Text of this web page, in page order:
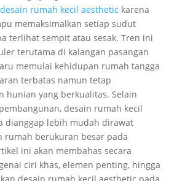
desain rumah kecil aesthetic karena
memaksimalkan setiap sudut
terlihat sempit atau sesak. Tren ini
terutama di kalangan pasangan
memulai kehidupan rumah tangga
terbatas namun tetap
hunian yang berkualitas. Selain
desain rumah kecil
dianggap lebih mudah dirawat
rumah berukuran besar pada
ini akan membahas secara
ciri khas, elemen penting, hingga
desain rumah kecil aesthetic pada